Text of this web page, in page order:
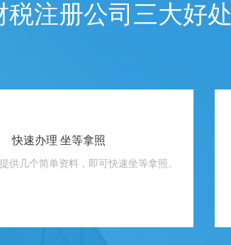
税注册公司三大好处
快速办理 坐等拿照
供几个简单资料，即可快速坐等拿照。